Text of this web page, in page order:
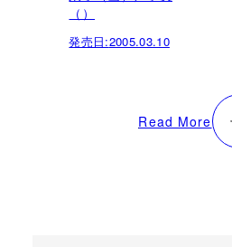
（）
発売日:2005.03.10
Read More